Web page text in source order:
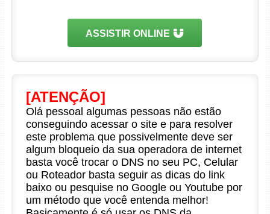
ASSISTIR ONLINE
[ATENÇÃO]
Olá pessoal algumas pessoas não estão
conseguindo acessar o site e para resolver
este problema que possivelmente deve ser
algum bloqueio da sua operadora de internet
basta você trocar o DNS no seu PC, Celular
ou Roteador basta seguir as dicas do link
baixo ou pesquise no Google ou Youtube por
um método que você entenda melhor!